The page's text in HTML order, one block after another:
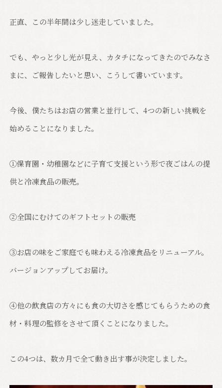
正直、この半年間は少し迷走していました。
でも、やっと少し光が見え、カタチになってきたのでみなさ
まに、ご報告したいと思い、こうして書いています。
今後、僕たちはお店の営業と並行して、4つの新しい挑戦を
始めることになりました。
①保育園・幼稚園などに子育て支援という形で夜ごはんの提
供と冷凍食品の販売。
②全国にむけてのギフトセットの販売
③お店の味をご家庭でも味わえる冷凍食品をリニューアル。
バージョンアップしてお届け。
④他の飲食店の方々にも食の大切さを感じてもらうための食
材・料理の監修をさせて頂くことになりました。
この4つは、数カ月で全て動き出す事が決定しました。